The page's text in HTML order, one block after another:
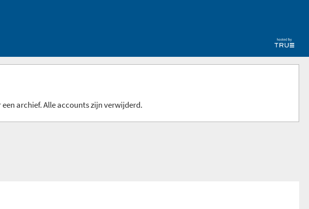
archief. Alle accounts zijn verwijderd.